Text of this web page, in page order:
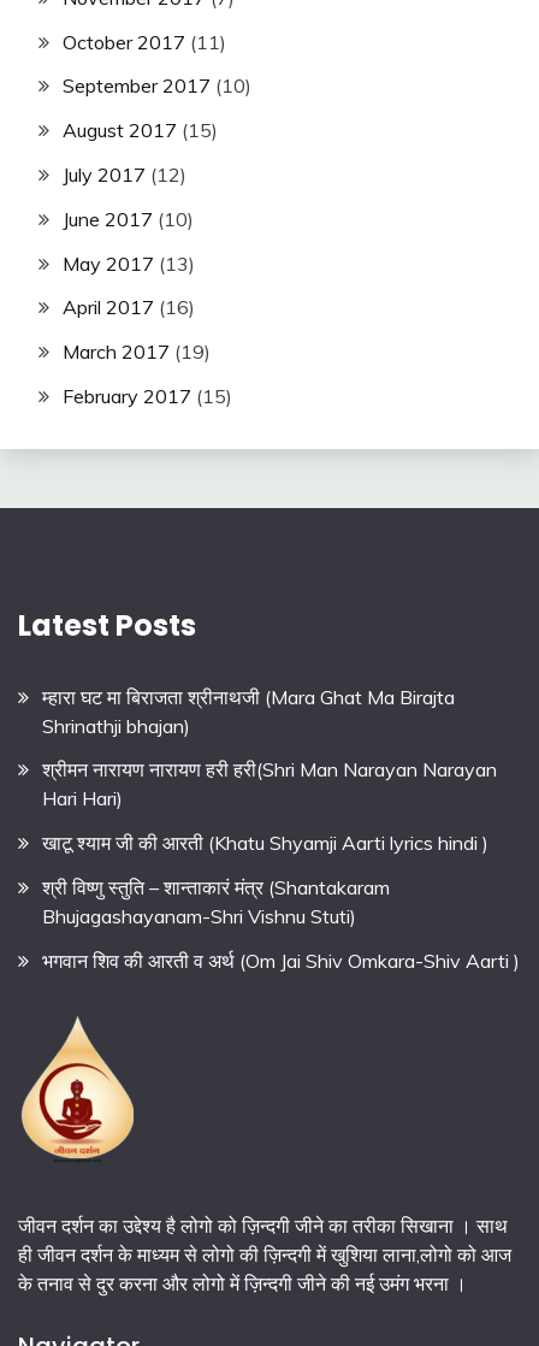
October 2017 (11)
September 2017 (10)
August 2017 (15)
July 2017 (12)
June 2017 (10)
May 2017 (13)
April 2017 (16)
March 2017 (19)
February 2017 (15)
Latest Posts
म्हारा घट मा बिराजता श्रीनाथजी (Mara Ghat Ma Birajta
Shrinathji bhajan)
श्रीमन नारायण नारायण हरी हरी(Shri Man Narayan Narayan
Hari Hari)
खाटू श्याम जी की आरती (Khatu Shyamji Aarti lyrics hindi )
श्री विष्णु स्तुति – शान्ताकारं मंत्र (Shantakaram
Bhujagashayanam-Shri Vishnu Stuti)
भगवान शिव की आरती व अर्थ (Om Jai Shiv Omkara-Shiv Aarti )
जीवन दर्शन का उद्देश्य है लोगो को ज़िन्दगी जीने का तरीका सिखाना । साथ
ही जीवन दर्शन के माध्यम से लोगो की ज़िन्दगी में खुशिया लाना,लोगो को आज
के तनाव से दुर करना और लोगो में ज़िन्दगी जीने की नई उमंग भरना ।